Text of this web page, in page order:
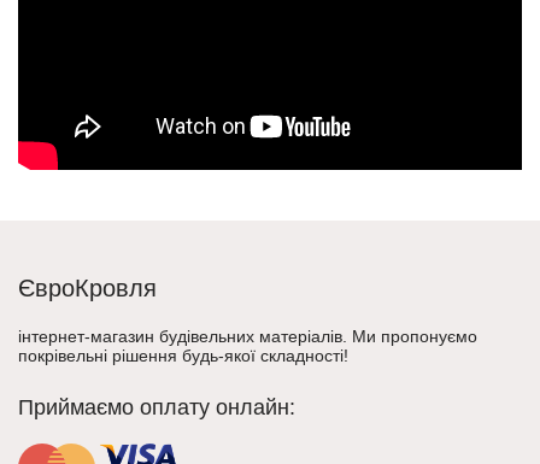
ЄвроКровля
інтернет-магазин будівельних матеріалів. Ми пропонуємо
покрівельні рішення будь-якої складності!
Приймаємо оплату онлайн: